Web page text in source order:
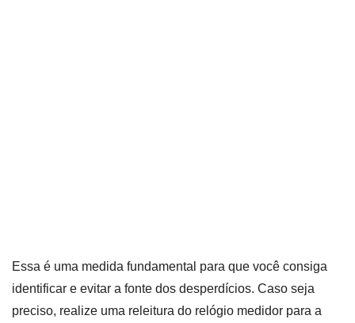
Essa é uma medida fundamental para que você consiga
identificar e evitar a fonte dos desperdícios. Caso seja
preciso, realize uma releitura do relógio medidor para a